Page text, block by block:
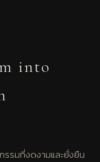
into
รมที่งดงามและยั่งยืน